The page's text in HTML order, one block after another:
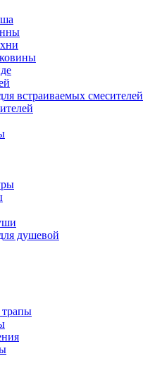
встраиваемых смесителей
душевой